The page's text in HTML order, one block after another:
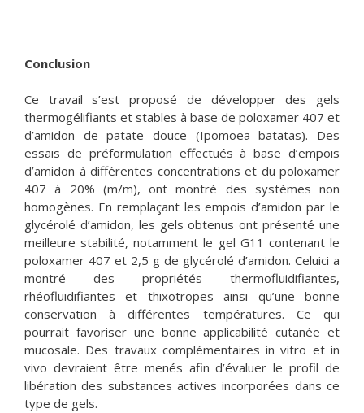
Conclusion
Ce travail s’est proposé de développer des gels
thermogélifiants et stables à base de poloxamer 407 et
d’amidon de patate douce (Ipomoea batatas). Des
essais de préformulation effectués à base d’empois
d’amidon à différentes concentrations et du poloxamer
407 à 20% (m/m), ont montré des systèmes non
homogènes. En remplaçant les empois d’amidon par le
glycérolé d’amidon, les gels obtenus ont présenté une
meilleure stabilité, notamment le gel G11 contenant le
poloxamer 407 et 2,5 g de glycérolé d’amidon. Celuici a
montré des propriétés thermofluidifiantes,
rhéofluidifiantes et thixotropes ainsi qu’une bonne
conservation à différentes températures. Ce qui
pourrait favoriser une bonne applicabilité cutanée et
mucosale. Des travaux complémentaires in vitro et in
vivo devraient être menés afin d’évaluer le profil de
libération des substances actives incorporées dans ce
type de gels.